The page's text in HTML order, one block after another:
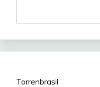
Torrenbrasil